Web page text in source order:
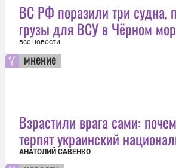
ВС РФ поразили три судна,
грузы для ВСУ в Чёрном
все новости
мнение
Взрастили врага сами:
терпят украинский
АНАТОЛИЙ САВЕНКО